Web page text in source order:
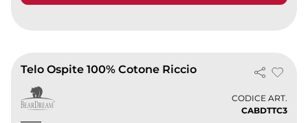
Telo Ospite 100% Cotone Riccio
CODICE ART.
CABDTTC3